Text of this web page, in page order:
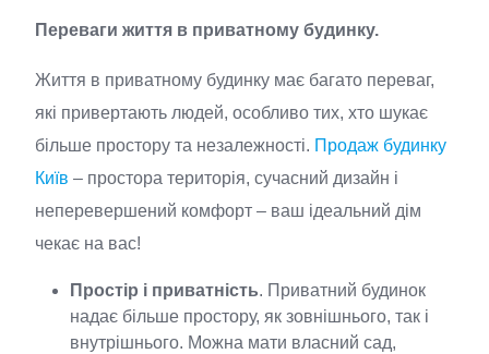
Переваги життя в приватному будинку.
Життя в приватному будинку має багато переваг,
які привертають людей, особливо тих, хто шукає
більше простору та незалежності. Продаж будинку
Київ – простора територія, сучасний дизайн і
неперевершений комфорт – ваш ідеальний дім
чекає на вас!
Простір і приватність. Приватний будинок
надає більше простору, як зовнішнього, так і
внутрішнього. Можна мати власний сад,